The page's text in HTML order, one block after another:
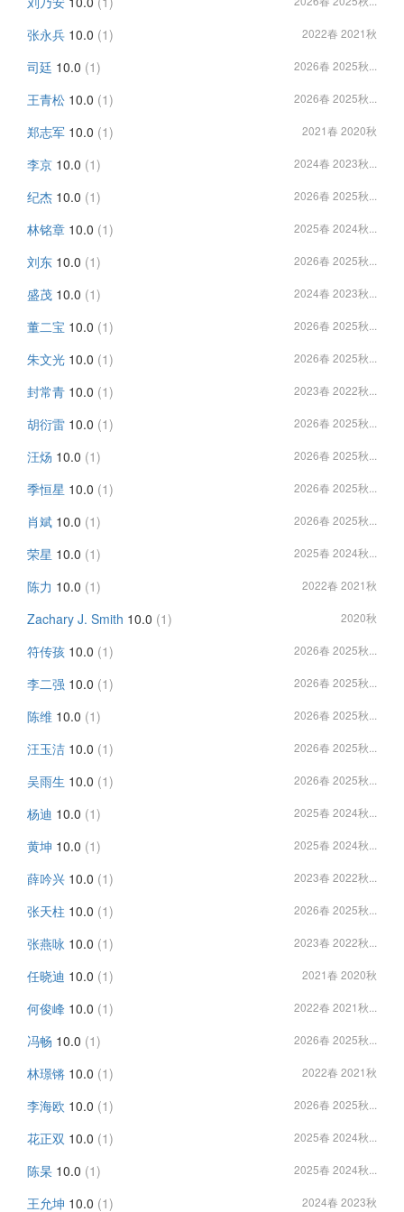
张永兵 10.0 (1) 2022春 2021秋
司廷 10.0 (1) 2026春 2025秋...
王青松 10.0 (1) 2026春 2025秋...
郑志军 10.0 (1) 2021春 2020秋
李京 10.0 (1) 2024春 2023秋...
纪杰 10.0 (1) 2026春 2025秋...
林铭章 10.0 (1) 2025春 2024秋...
刘东 10.0 (1) 2026春 2025秋...
盛茂 10.0 (1) 2024春 2023秋...
董二宝 10.0 (1) 2026春 2025秋...
朱文光 10.0 (1) 2026春 2025秋...
封常青 10.0 (1) 2023春 2022秋...
胡衍雷 10.0 (1) 2026春 2025秋...
汪炀 10.0 (1) 2026春 2025秋...
季恒星 10.0 (1) 2026春 2025秋...
肖斌 10.0 (1) 2026春 2025秋...
荣星 10.0 (1) 2025春 2024秋...
陈力 10.0 (1) 2022春 2021秋
Zachary J. Smith 10.0 (1) 2020秋
符传孩 10.0 (1) 2026春 2025秋...
李二强 10.0 (1) 2026春 2025秋...
陈维 10.0 (1) 2026春 2025秋...
汪玉洁 10.0 (1) 2026春 2025秋...
吴雨生 10.0 (1) 2026春 2025秋...
杨迪 10.0 (1) 2025春 2024秋...
黄坤 10.0 (1) 2025春 2024秋...
薛吟兴 10.0 (1) 2023春 2022秋...
张天柱 10.0 (1) 2026春 2025秋...
张燕咏 10.0 (1) 2023春 2022秋...
任晓迪 10.0 (1) 2021春 2020秋
何俊峰 10.0 (1) 2022春 2021秋...
冯畅 10.0 (1) 2026春 2025秋...
林璟锵 10.0 (1) 2022春 2021秋
李海欧 10.0 (1) 2026春 2025秋...
花正双 10.0 (1) 2025春 2024秋...
陈杲 10.0 (1) 2025春 2024秋...
王允坤 10.0 (1) 2024春 2023秋